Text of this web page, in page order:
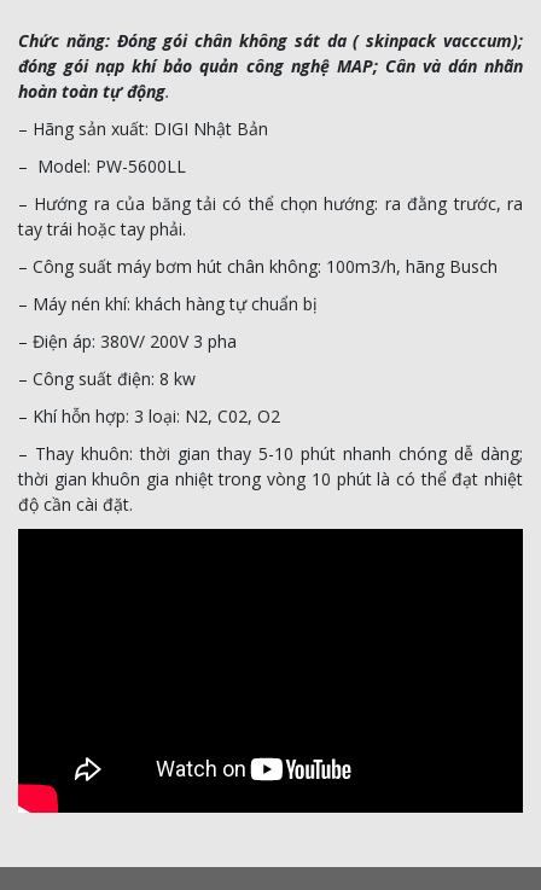
Chức năng: Đóng gói chân không sát da ( skinpack vacccum);
đóng gói nạp khí bảo quản công nghệ MAP; Cân và dán nhãn
hoàn toàn tự động.
– Hãng sản xuất: DIGI Nhật Bản
– Model: PW-5600LL
– Hướng ra của băng tải có thể chọn hướng: ra đằng trước, ra
tay trái hoặc tay phải.
– Công suất máy bơm hút chân không: 100m3/h, hãng Busch
– Máy nén khí: khách hàng tự chuẩn bị
– Điện áp: 380V/ 200V 3 pha
– Công suất điện: 8 kw
– Khí hỗn hợp: 3 loại: N2, C02, O2
– Thay khuôn: thời gian thay 5-10 phút nhanh chóng dễ dàng;
thời gian khuôn gia nhiệt trong vòng 10 phút là có thể đạt nhiệt
độ cần cài đặt.